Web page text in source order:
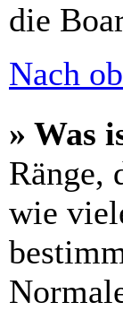
die
Nach
» Was
Ränge,
wie